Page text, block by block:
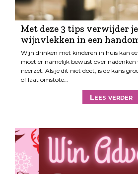
Met deze 3 tips verwijder
wijnvlekken in een
Wijn drinken met kinderen in huis kan
moet er namelijk bewust over nadenken
neerzet. Als je dit niet doet, is de kans
of laat omstote…
Lees verder